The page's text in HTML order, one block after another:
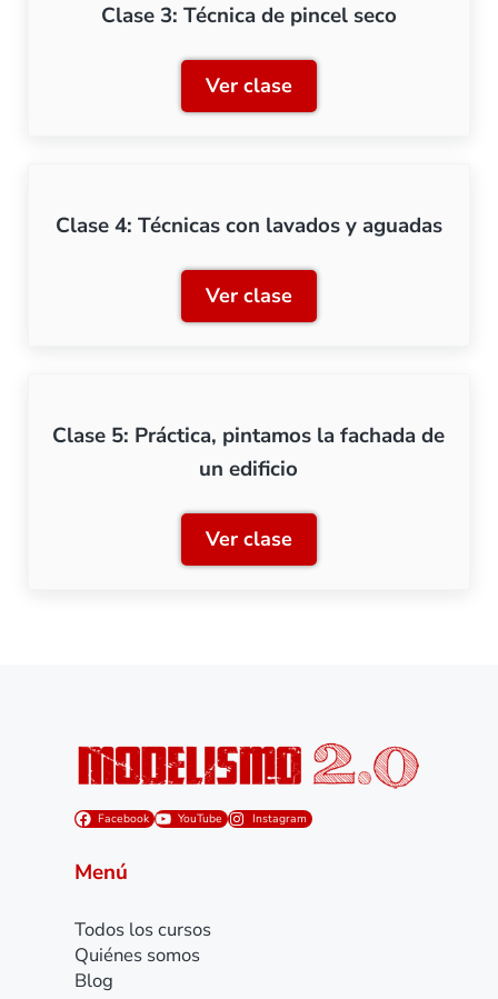
Clase 3: Técnica de pincel seco
Ver claseClase 3: Técnica de pincel
Clase 4: Técnicas con lavados y aguadas
Ver claseClase 4: Técnicas con
Clase 5: Práctica, pintamos la fachada de
un edificio
Ver claseClase 5: Práctica,
Facebook YouTube Instagram
Menú
Todos los cursos
Quiénes somos
Blog